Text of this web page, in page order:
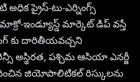
ప్రైస్-టు-ఎర్నింగ్స్
ఇండ్యూస్డ్ మార్కెట్ డిప్ వస్తే
కు దారితీయవచ్చని
అస్థిరత, పశ్చిమ ఆసియా ఎనర్జీ
జియోపాలిటికల్ రిస్కులను